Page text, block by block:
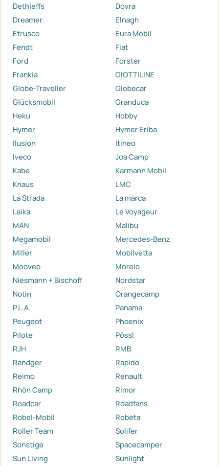
Dethleffs
Dovra
Dreamer
Elnagh
Etrusco
Eura Mobil
Fendt
Fiat
Ford
Forster
Frankia
GIOTTILINE
Globe-Traveller
Globecar
Glücksmobil
Granduca
Heku
Hobby
Hymer
Hymer Eriba
Ilusion
Itineo
Iveco
Joa Camp
Kabe
Karmann Mobil
Knaus
LMC
La Strada
La marca
Laika
Le Voyageur
MAN
Malibu
Megamobil
Mercedes-Benz
Miller
Mobilvetta
Mooveo
Morelo
Niesmann + Bischoff
Nordstar
Notin
Orangecamp
P.L.A.
Panama
Peugeot
Phoenix
Pilote
Pössl
RJH
RMB
Randger
Rapido
Reimo
Renault
Rhön Camp
Rimor
Roadcar
Roadfans
Robel-Mobil
Robeta
Roller Team
Solifer
Sonstige
Spacecamper
Sun Living
Sunlight